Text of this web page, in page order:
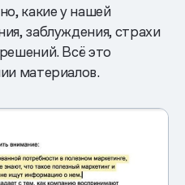
какие у нашей
заблуждения, страхи
Всё это
материалов.